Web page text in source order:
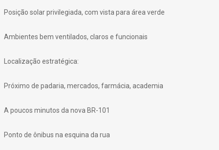
Posição solar privilegiada, com vista para área verde
Ambientes bem ventilados, claros e funcionais
Localização estratégica:
Próximo de padaria, mercados, farmácia, academia
A poucos minutos da nova BR-101
Ponto de ônibus na esquina da rua